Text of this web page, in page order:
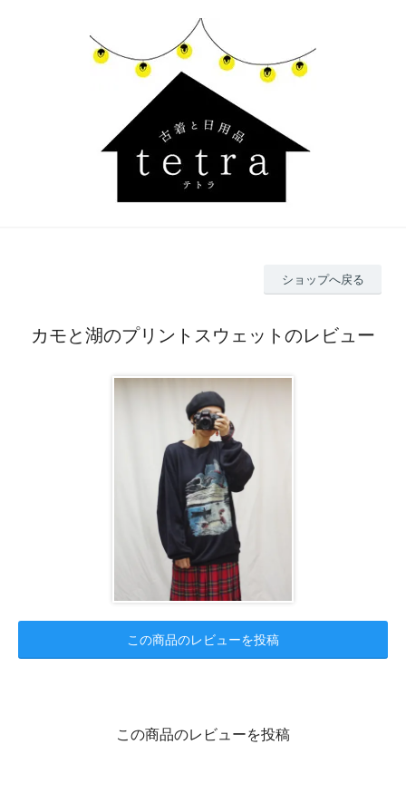
ショップへ戻る
カモと湖のプリントスウェットのレビュー
この商品のレビューを投稿
この商品のレビューを投稿